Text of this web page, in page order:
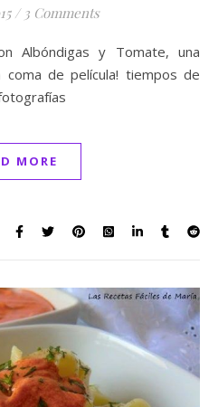
/ 3 Comments
de película! tiempos de
MORE